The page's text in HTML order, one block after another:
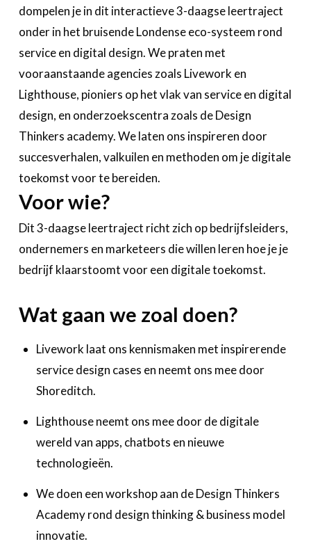
dompelen je in dit interactieve 3-daagse leertraject
onder in het bruisende Londense eco-systeem rond
service en digital design. We praten met
vooraanstaande agencies zoals Livework en
Lighthouse, pioniers op het vlak van service en digital
design, en onderzoekscentra zoals de Design
Thinkers academy. We laten ons inspireren door
succesverhalen, valkuilen en methoden om je digitale
toekomst voor te bereiden.
Voor wie?
Dit 3-daagse leertraject richt zich op bedrijfsleiders,
ondernemers en marketeers die willen leren hoe je je
bedrijf klaarstoomt voor een digitale toekomst.
Wat gaan we zoal doen?
Livework laat ons kennismaken met inspirerende
service design cases en neemt ons mee door
Shoreditch.
Lighthouse neemt ons mee door de digitale
wereld van apps, chatbots en nieuwe
technologieën.
We doen een workshop aan de Design Thinkers
Academy rond design thinking & business model
innovatie.